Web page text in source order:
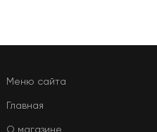
Меню сайта
Главная
О магазине